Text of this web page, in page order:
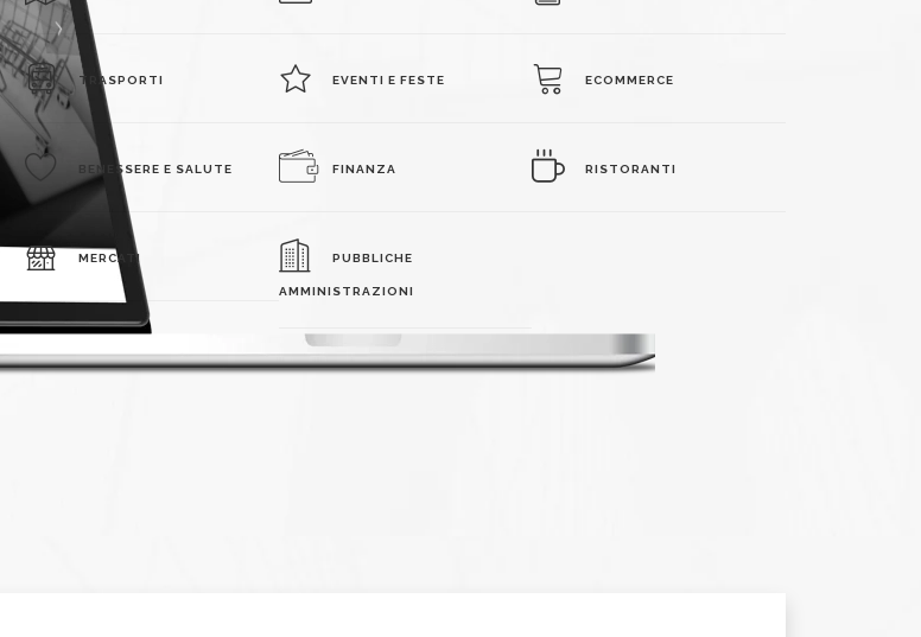
TRASPORTI EVENTI E FESTE ECOMMERCE
BENESSERE E SALUTE FINANZA RISTORANTI
MERCATI PUBBLICHE
AMMINISTRAZIONI